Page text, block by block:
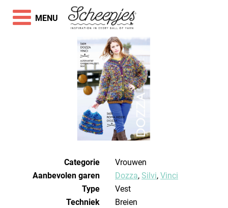
Categorie
Vrouwen
Aanbevolen garen
Dozza, Silvi, Vinci
Type
Vest
Techniek
breien
MENU